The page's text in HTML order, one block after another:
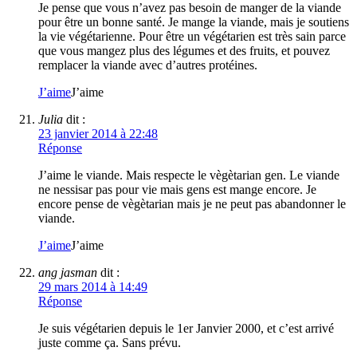
Je pense que vous n’avez pas besoin de manger de la viande
pour être un bonne santé. Je mange la viande, mais je soutiens
la vie végétarienne. Pour être un végétarien est très sain parce
que vous mangez plus des légumes et des fruits, et pouvez
remplacer la viande avec d’autres protéines.
J’aimeJ’aime
Julia dit :
23 janvier 2014 à 22:48
Réponse
J’aime le viande. Mais respecte le vègètarian gen. Le viande
ne nessisar pas pour vie mais gens est mange encore. Je
encore pense de vègètarian mais je ne peut pas abandonner le
viande.
J’aimeJ’aime
ang jasman dit :
29 mars 2014 à 14:49
Réponse
Je suis végétarien depuis le 1er Janvier 2000, et c’est arrivé
juste comme ça. Sans prévu.